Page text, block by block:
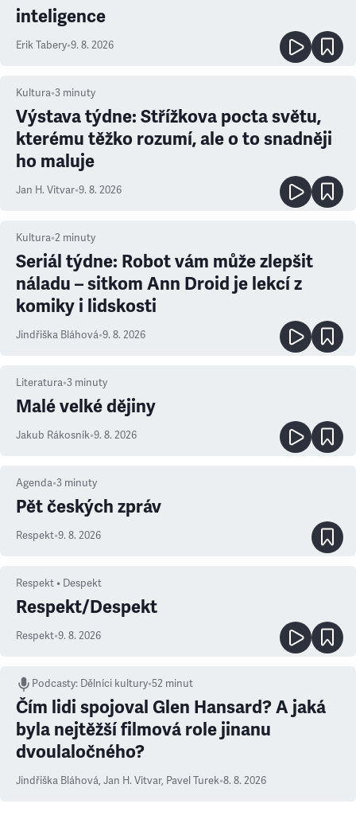
inteligence
Erik Tabery•9. 8. 2026
Kultura•3 minuty
Výstava týdne: Střížkova pocta světu,
kterému těžko rozumí, ale o to snadněji
ho maluje
Jan H. Vitvar•9. 8. 2026
Kultura•2 minuty
Seriál týdne: Robot vám může zlepšit
náladu – sitkom Ann Droid je lekcí z
komiky i lidskosti
Jindřiška Bláhová•9. 8. 2026
Literatura•3 minuty
Malé velké dějiny
Jakub Rákosník•9. 8. 2026
Agenda•3 minuty
Pět českých zpráv
Respekt•9. 8. 2026
Respekt • Despekt
Respekt/Despekt
Respekt•9. 8. 2026
Podcasty: Dělníci kultury•52 minut
Čím lidi spojoval Glen Hansard? A jaká
byla nejtěžší filmová role jinanu
dvoulaločného?
Jindřiška Bláhová, Jan H. Vitvar, Pavel Turek•8. 8. 2026